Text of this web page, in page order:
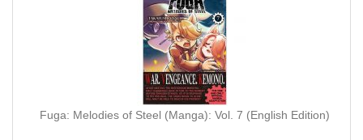
Fuga: Melodies of Steel (Manga): Vol. 7 (English Edition)